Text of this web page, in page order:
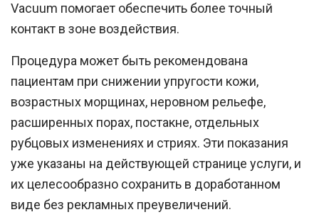
Vacuum помогает обеспечить более точный
контакт в зоне воздействия.
Процедура может быть рекомендована
пациентам при снижении упругости кожи,
возрастных морщинах, неровном рельефе,
расширенных порах, постакне, отдельных
рубцовых изменениях и стриях. Эти показания
уже указаны на действующей странице услуги, и
их целесообразно сохранить в доработанном
виде без рекламных преувеличений.